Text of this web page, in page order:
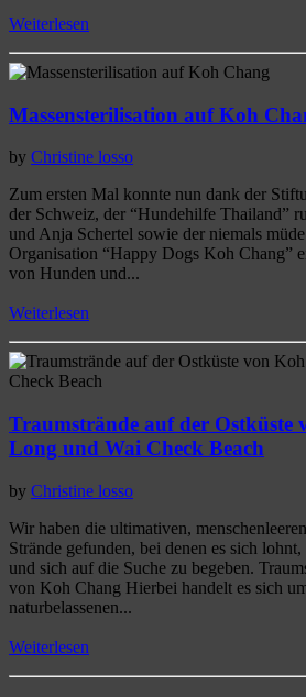
Weiterlesen
Massensterilisation auf Koh
by Christine losso
Zum ersten Mal konnte nun dank der
der Schweiz, der “Hundehilfe Thailand”
und Anja Schertel sowie der niemals
Organisation “Happy Dogs Koh Chang”
von Hunden und...
Weiterlesen
Traumstrände auf der Ostküste
Long und Wai Check Beach
by Christine losso
Wir haben die ultimativen,
Strände gefunden, bei denen es sich
und sich auf die Suche zu begeben.
von Koh Chang Hierbei handelt es sich
naturbelassenen...
Weiterlesen